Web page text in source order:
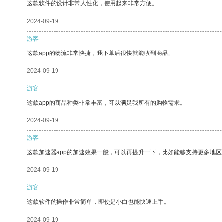
这款软件的设计非常人性化，使用起来非常方便。
2024-09-19
游客
这款app的物流非常快捷，我下单后很快就能收到商品。
2024-09-19
游客
这款app的商品种类非常丰富，可以满足我所有的购物需求。
2024-09-19
游客
这款加速器app的加速效果一般，可以再提升一下，比如能够支持更多地区
2024-09-19
游客
这款软件的操作非常简单，即使是小白也能快速上手。
2024-09-19